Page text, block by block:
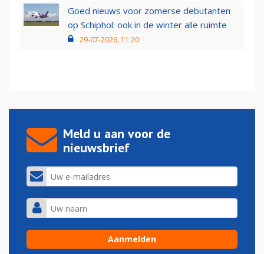
Goed nieuws voor zomerse debutanten
op Schiphol: ook in de winter alle ruimte
29-07-2026, 11:20
Meld u aan voor de
nieuwsbrief